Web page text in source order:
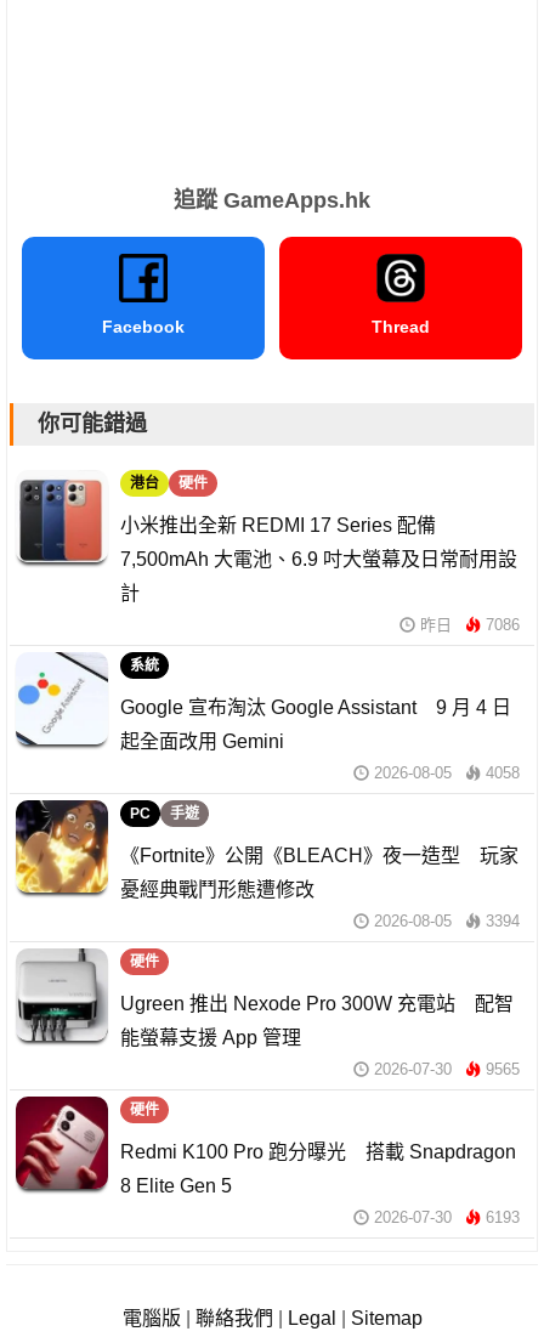
追蹤 GameApps.hk
Facebook Thread
你可能錯過
港台 硬件
小米推出全新 REDMI 17 Series 配備
7,500mAh 大電池、6.9 吋大螢幕及日常耐用設
計
昨日 7086
系統
Google 宣布淘汰 Google Assistant 9 月 4 日
起全面改用 Gemini
2026-08-05 4058
PC 手遊
《Fortnite》公開《BLEACH》夜一造型 玩家
憂經典戰鬥形態遭修改
2026-08-05 3394
硬件
Ugreen 推出 Nexode Pro 300W 充電站 配智
能螢幕支援 App 管理
2026-07-30 9565
硬件
Redmi K100 Pro 跑分曝光 搭載 Snapdragon
8 Elite Gen 5
2026-07-30 6193
電腦版 聯絡我們 Legal Sitemap